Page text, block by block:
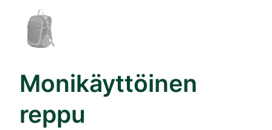
Monikäyttöinen
reppu